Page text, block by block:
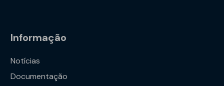
Informação
Notícias
Documentação